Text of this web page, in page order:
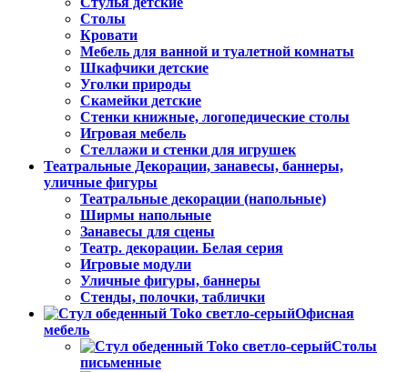
Столы
Кровати
Мебель для ванной и туалетной комнаты
Шкафчики детские
Уголки природы
Скамейки детские
Стенки книжные, логопедические столы
Игровая мебель
Стеллажи и стенки для игрушек
Театральные Декорации, занавесы, баннеры,
уличные фигуры
Театральные декорации (напольные)
Ширмы напольные
Занавесы для сцены
Театр. декорации. Белая серия
Игровые модули
Уличные фигуры, баннеры
Стенды, полочки, таблички
Офисная
мебель
Столы
письменные